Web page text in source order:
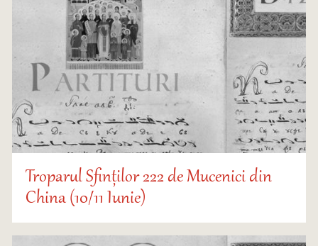
Troparul Sfinților 222 de Mucenici din
China (10/11 Iunie)